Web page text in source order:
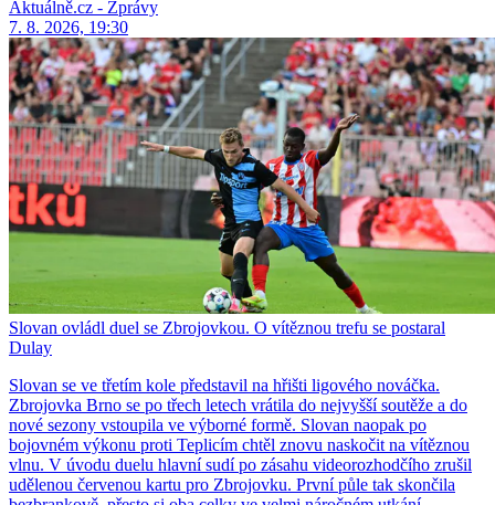
Aktuálně.cz - Zprávy
7. 8. 2026, 19:30
Slovan ovládl duel se Zbrojovkou. O vítěznou trefu se postaral
Dulay
Slovan se ve třetím kole představil na hřišti ligového nováčka.
Zbrojovka Brno se po třech letech vrátila do nejvyšší soutěže a do
nové sezony vstoupila ve výborné formě. Slovan naopak po
bojovném výkonu proti Teplicím chtěl znovu naskočit na vítěznou
vlnu. V úvodu duelu hlavní sudí po zásahu videorozhodčího zrušil
udělenou červenou kartu pro Zbrojovku. První půle tak skončila